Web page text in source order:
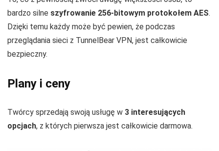
bardzo silne szyfrowanie 256-bitowym protokołem AES.
Dzięki temu każdy może być pewien, że podczas
przeglądania sieci z TunnelBear VPN, jest całkowicie
bezpieczny.
Plany i ceny
Twórcy sprzedają swoją usługę w 3 interesujących
opcjach, z których pierwsza jest całkowicie darmowa.